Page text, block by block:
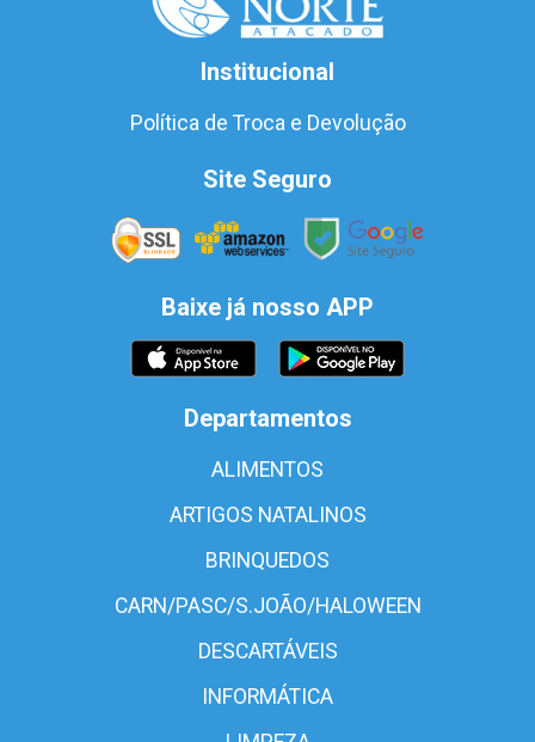
Institucional
Política de Troca e Devolução
Site Seguro
Baixe já nosso APP
Departamentos
ALIMENTOS
ARTIGOS NATALINOS
BRINQUEDOS
CARN/PASC/S.JOÃO/HALOWEEN
DESCARTÁVEIS
INFORMÁTICA